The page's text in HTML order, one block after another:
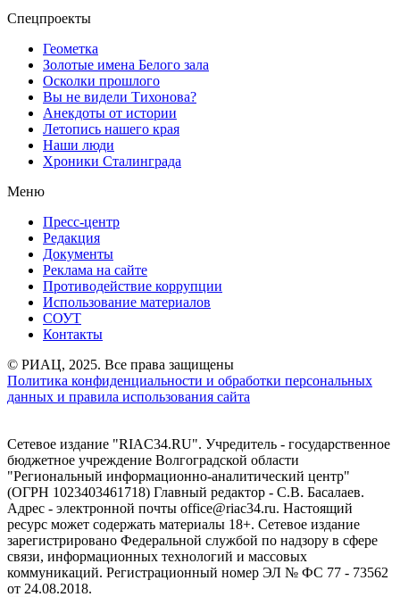
Спецпроекты
Геометка
Золотые имена Белого зала
Осколки прошлого
Вы не видели Тихонова?
Анекдоты от истории
Летопись нашего края
Наши люди
Хроники Сталинграда
Меню
Пресс-центр
Редакция
Документы
Реклама на сайте
Противодействие коррупции
Использование материалов
СОУТ
Контакты
© РИАЦ, 2025. Все права защищены
Политика конфиденциальности и обработки персональных
данных и правила использования сайта
Сетевое издание "RIAC34.RU". Учредитель - государственное
бюджетное учреждение Волгоградской области
"Региональный информационно-аналитический центр"
(ОГРН 1023403461718) Главный редактор - С.В. Басалаев.
Адрес - электронной почты office@riac34.ru. Настоящий
ресурс может содержать материалы 18+. Сетевое издание
зарегистрировано Федеральной службой по надзору в сфере
связи, информационных технологий и массовых
коммуникаций. Регистрационный номер ЭЛ № ФС 77 - 73562
от 24.08.2018.